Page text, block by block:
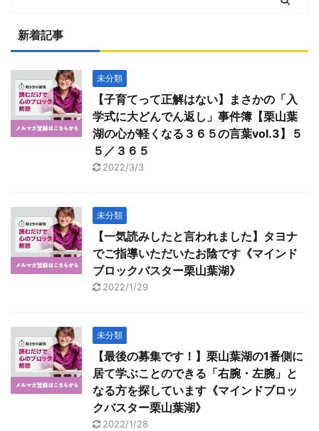
新着記事
未分類
【子育てって正解はない】まさかの「入
学式に大どんでん返し」事件簿【栗山葉
湖の心が軽くなる３６５の言葉vol.3】５
５／３６５
2022/3/3
未分類
【一気読みしたと言われました】タヨナ
でご指導いただいたお陰です《マインド
ブロックバスター栗山葉湖》
2022/1/29
未分類
【最後の募集です！】栗山葉湖の1番側に
居て学ぶことのできる「右腕・左腕」と
なる方を探しています《マインドブロッ
クバスター栗山葉湖》
2022/1/28